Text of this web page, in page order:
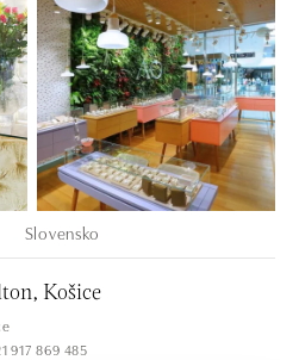
Slovensko
Košice
917 869 485